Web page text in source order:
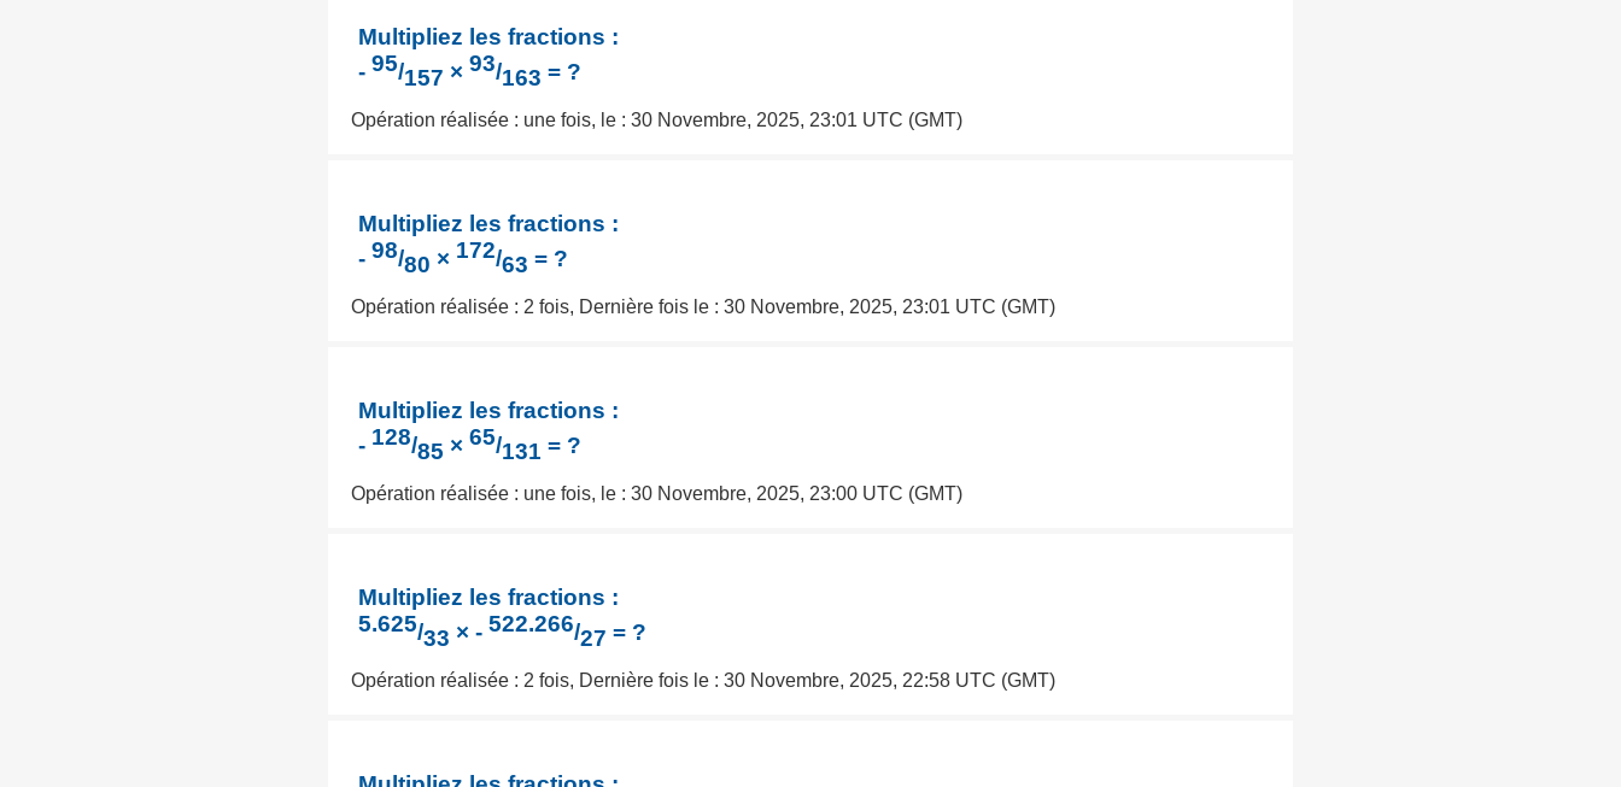
Multipliez les fractions :
- 95/157 × 93/163 = ?
Opération réalisée : une fois, le : 30 Novembre, 2025, 23:01 UTC (GMT)
Multipliez les fractions :
- 98/80 × 172/63 = ?
Opération réalisée : 2 fois, Dernière fois le : 30 Novembre, 2025, 23:01 UTC (GMT)
Multipliez les fractions :
- 128/85 ×65/131 = ?
Opération réalisée : une fois, le : 30 Novembre, 2025, 23:00 UTC (GMT)
Multipliez les fractions :
5.625/33 × -522.266/27 = ?
Opération réalisée : 2 fois, Dernière fois le : 30 Novembre, 2025, 22:58 UTC (GMT)